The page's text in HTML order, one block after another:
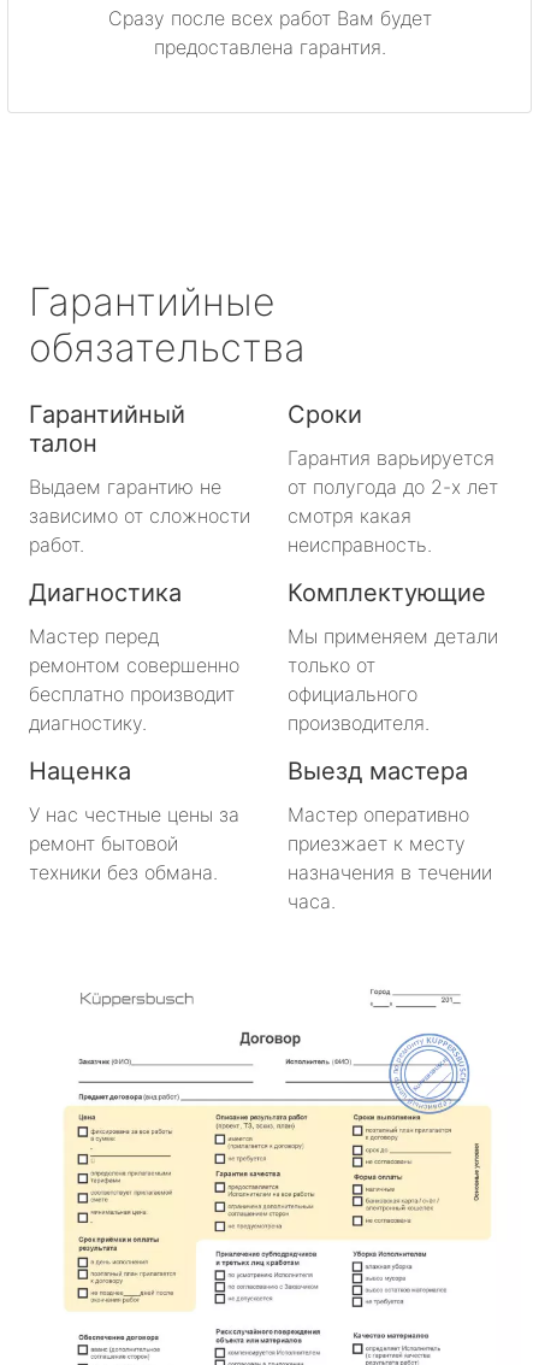
Сразу после всех работ Вам будет
предоставлена гарантия.
Гарантийные
обязательства
Гарантийный
талон
Выдаем гарантию не
зависимо от сложности
работ.
Сроки
Гарантия варьируется
от полугода до 2-х лет
смотря какая
неисправность.
Диагностика
Мастер перед
ремонтом совершенно
бесплатно производит
диагностику.
Комплектующие
Мы применяем детали
только от
официального
производителя.
Наценка
У нас честные цены за
ремонт бытовой
техники без обмана.
Выезд мастера
Мастер оперативно
приезжает к месту
назначения в течении
часа.